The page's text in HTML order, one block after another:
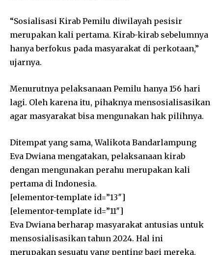
“Sosialisasi Kirab Pemilu diwilayah pesisir
merupakan kali pertama. Kirab-kirab sebelumnya
hanya berfokus pada masyarakat di perkotaan,”
ujarnya.
Menurutnya pelaksanaan Pemilu hanya 156 hari
lagi. Oleh karena itu, pihaknya mensosialisasikan
agar masyarakat bisa mengunakan hak pilihnya.
Ditempat yang sama, Walikota Bandarlampung
Eva Dwiana mengatakan, pelaksanaan kirab
dengan mengunakan perahu merupakan kali
pertama di Indonesia.
[elementor-template id=”13″]
[elementor-template id=”11″]
Eva Dwiana berharap masyarakat antusias untuk
mensosialisasikan tahun 2024. Hal ini
merupakan sesuatu yang penting bagi mereka.